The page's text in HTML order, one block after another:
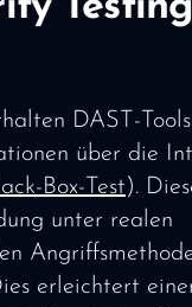
DAST-
über die
Box-Test ).
unter realen
erleichtert